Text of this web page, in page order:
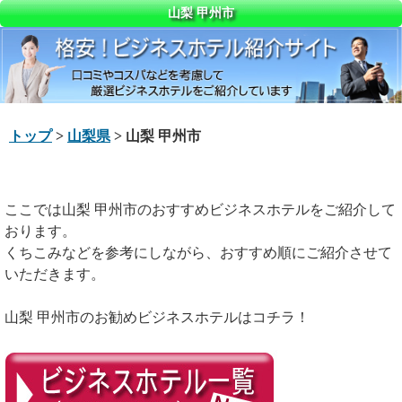
山梨 甲州市
トップ> 山梨県 > 山梨 甲州市
ここでは山梨 甲州市のおすすめビジネスホテルをご紹介して
おります。
くちこみなどを参考にしながら、おすすめ順にご紹介させて
いただきます。
山梨 甲州市のお勧めビジネスホテルはコチラ！